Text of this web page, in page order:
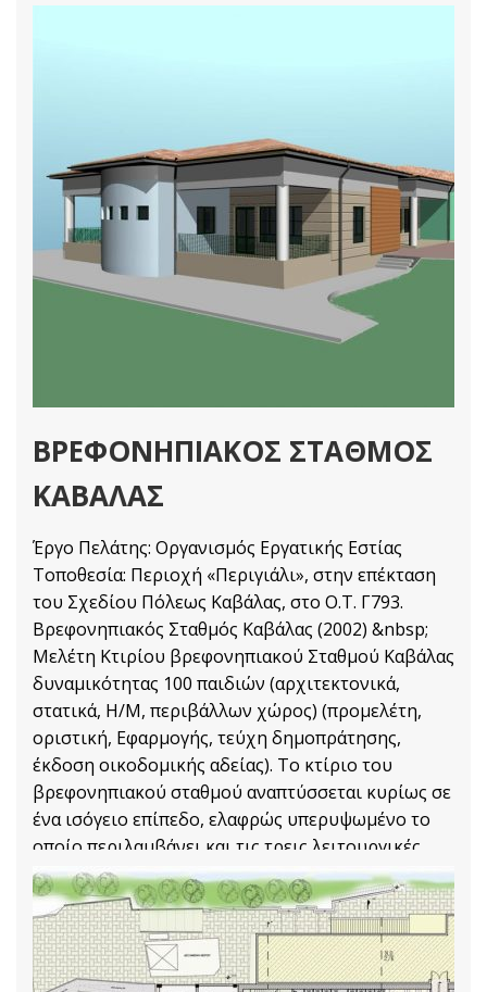
με βάση τις προδιαγραφές και το
ΒΡΕΦΟΝΗΠΙΑΚΟΣ ΣΤΑΘΜΟΣ
ΚΑΒΑΛΑΣ
Έργο Πελάτης: Οργανισμός Εργατικής Εστίας
Τοποθεσία: Περιοχή «Περιγιάλι», στην επέκταση
του Σχεδίου Πόλεως Καβάλας, στο Ο.Τ. Γ793.
Βρεφονηπιακός Σταθμός Καβάλας (2002) &nbsp;
Μελέτη Κτιρίου βρεφονηπιακού Σταθμού Καβάλας
δυναμικότητας 100 παιδιών (αρχιτεκτονικά,
στατικά, Η/Μ, περιβάλλων χώρος) (προμελέτη,
οριστική, Εφαρμογής, τεύχη δημοπράτησης,
έκδοση οικοδομικής αδείας). Το κτίριο του
βρεφονηπιακού σταθμού αναπτύσσεται κυρίως σε
ένα ισόγειο επίπεδο, ελαφρώς υπερυψωμένο το
οποίο περιλαμβάνει και τις τρεις λειτουργικές
ενότητες που προβλέπει το
Αρχιτεκτονικές Μελέτες
Διαβάστε Περισσότερα